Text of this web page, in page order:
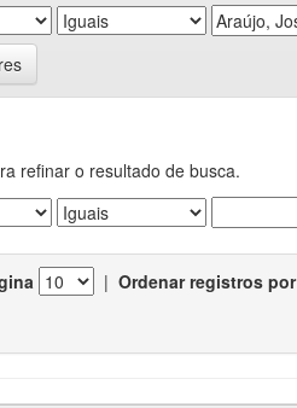
refinar o resultado de busca.
| Ordenar registros por